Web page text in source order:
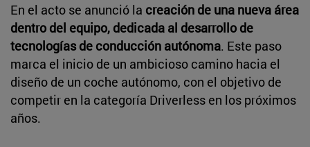
En el acto se anunció la creación de una nueva área
dentro del equipo, dedicada al desarrollo de
tecnologías de conducción autónoma. Este paso
marca el inicio de un ambicioso camino hacia el
diseño de un coche autónomo, con el objetivo de
competir en la categoría Driverless en los próximos
años.